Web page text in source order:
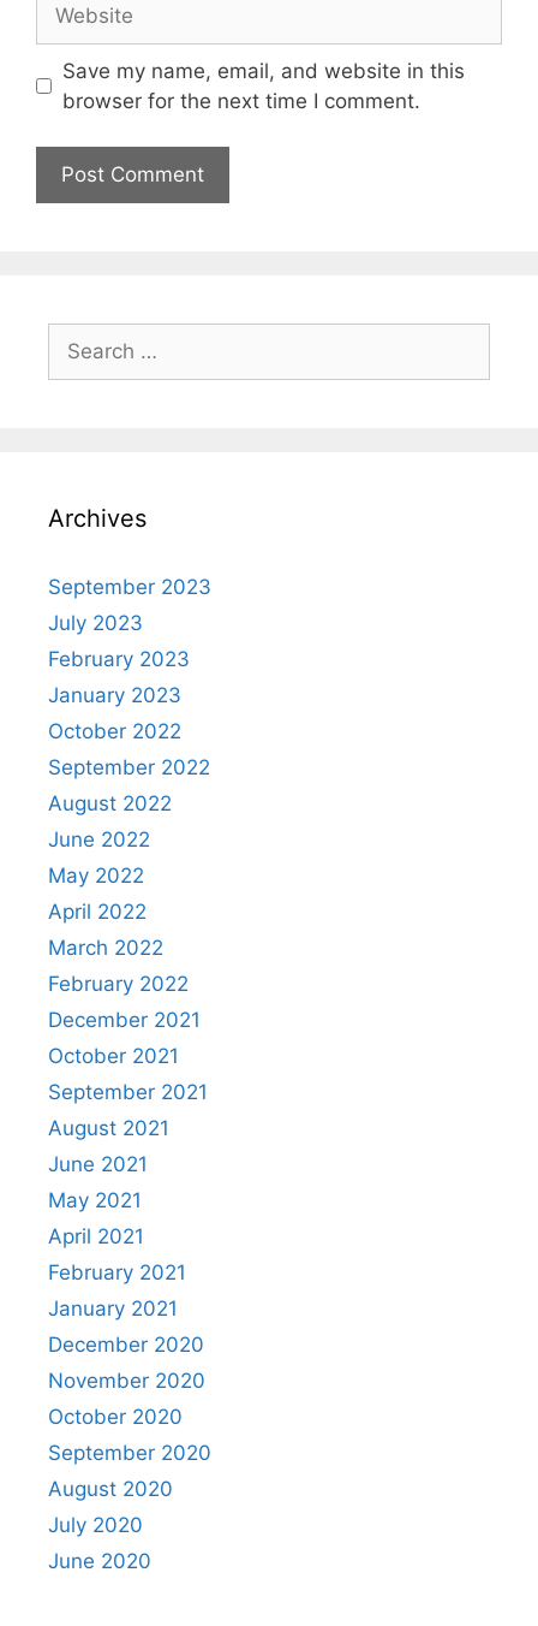
Save my name, email, and website in this
browser for the next time I comment.
Archives
September 2023
July 2023
February 2023
January 2023
October 2022
September 2022
August 2022
June 2022
May 2022
April 2022
March 2022
February 2022
December 2021
October 2021
September 2021
August 2021
June 2021
May 2021
April 2021
February 2021
January 2021
December 2020
November 2020
October 2020
September 2020
August 2020
July 2020
June 2020